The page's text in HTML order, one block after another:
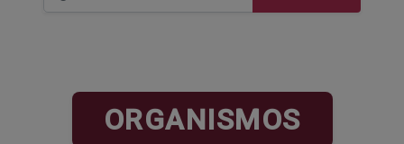
ORGANISMOS